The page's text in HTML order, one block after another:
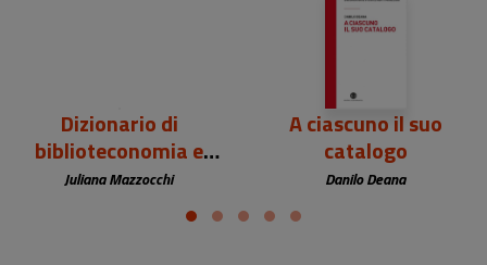
Dizionario di
biblioteconomia e
scienza
dell'informazione
Juliana Mazzocchi
A ciascuno il suo
catalogo
Danilo Deana